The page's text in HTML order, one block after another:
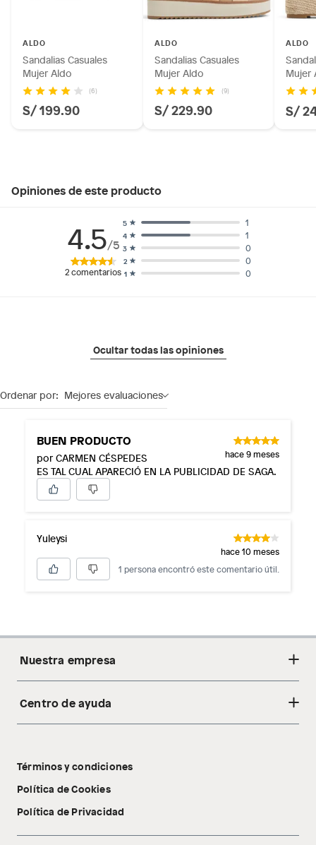
ALDO
Sandalias Casuales
Mujer Aldo
(6)
S/ 199.90
ALDO
Sandalias Casuales
Mujer Aldo
(9)
S/ 229.90
ALDO
Mujer
S/
Opiniones de este producto
4.5/5
2comentarios 1 0
2 0
3 0
4 1
5 1
Ocultar todas las opiniones
Ordenar por: Mejores evaluaciones
BUEN PRODUCTO
por CARMEN CÉSPEDES hace 9 meses
ES TAL CUAL APARECIÓ EN LA PUBLICIDAD DE SAGA.
Yuleysi
hace 10 meses
1 persona encontró este comentario útil.
Nuestra empresa
Acerca de nosotros
Tecnología Pillow Walk
Centro de ayuda
Libro de reclamaciones
Términos y condiciones
Política de Cookies
Política de Privacidad